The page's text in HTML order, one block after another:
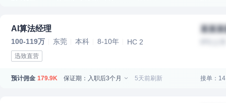
AI算法经理
100-119万 东莞 本科 8-10年 HC 2
迅致直营
某某
预计佣金 179.9K 保证期：入职后3个月 5天前刷新 接单：14